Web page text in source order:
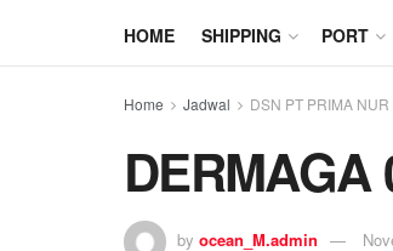
HOME SHIPPING PORT
Home Jadwal DSN PT PRIMA
DERMAGA
by ocean_M.admin